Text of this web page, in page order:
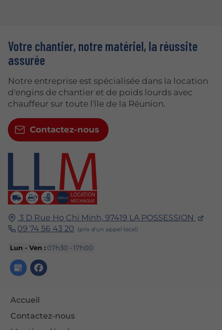
3 D Rue Ho Chi Minh, 97419 LA POSSESSION
09 74 56 43 20
Lun - Ven : 07h30 - 17h00
Accueil
Contactez-nous
Votre chantier, notre matériel, la réussite
assurée
Notre entreprise est spécialisée dans la location
d'engins de chantier et de poids lourds avec
chauffeur sur toute l'île de la Réunion.
Contactez-nous